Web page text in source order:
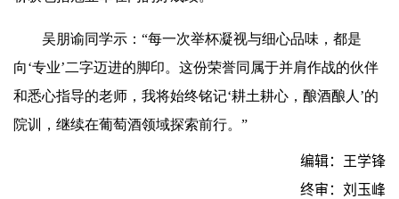
吴朋谕同学示：“每一次举杯凝视与细心品味，都是
向‘专业’二字迈进的脚印。这份荣誉同属于并肩作战的伙伴
和悉心指导的老师，我将始终铭记‘耕土耕心，酿酒酿人’的
院训，继续在葡萄酒领域探索前行。”
编辑：王学锋
终审：刘玉峰